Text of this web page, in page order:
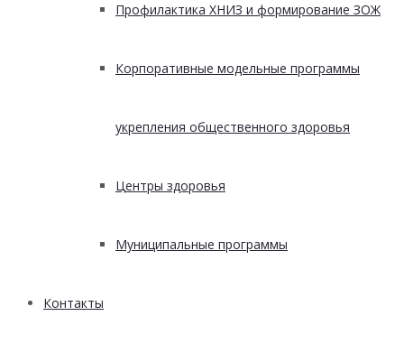
Профилактика ХНИЗ и формирование ЗОЖ
Корпоративные модельные программы
укрепления общественного здоровья
Центры здоровья
Муниципальные программы
Контакты